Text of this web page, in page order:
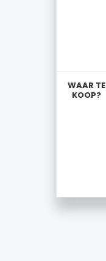
WAAR TE
KOOP?